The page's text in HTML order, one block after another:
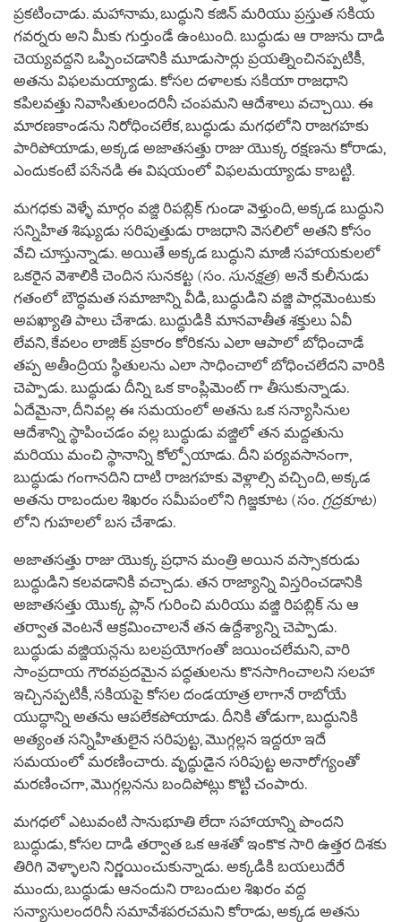
ప్రకటించాడు. మహానామ, బుద్ధుని కజిన్ మరియు ప్రస్తుత సకియ
గవర్నరు అని మీకు గుర్తుండే ఉంటుంది. బుద్ధుడు ఆ రాజును దాడి
చెయ్యవద్దని ఒప్పించడానికి మూడుసార్లు ప్రయత్నించినప్పటికీ,
అతను విఫలమయ్యాడు. కోసల దళాలకు సకియా రాజధాని
కపిలవత్తు నివాసితులందరినీ చంపమని ఆదేశాలు వచ్చాయి. ఈ
మారణకాండను నిరోధించలేక, బుద్ధుడు మగధలోని రాజగహకు
పారిపోయాడు, అక్కడ అజాతసత్తు రాజు యొక్క రక్షణను కోరాడు,
ఎందుకంటే పసేనడి ఈ విషయంలో విఫలమయ్యాడు కాబట్టి.
మగధకు వెళ్ళే మార్గం వజ్జి రిపబ్లిక్ గుండా వెళ్తుంది, అక్కడ బుద్ధుని
సన్నిహిత శిష్యుడు సరిపుత్తుడు రాజధాని వెసలిలో అతని కోసం
వేచి చూస్తున్నాడు. అయితే అక్కడ బుద్ధుని మాజీ సహాయకులలో
ఒకరైన వెశాలికి చెందిన సునకట్ట (సం. సునక్షత్ర) అనే కులీనుడు
గతంలో బౌద్ధమత సమాజాన్ని వీడి, బుద్ధుడిని వజ్జి పార్లమెంటుకు
అపఖ్యాతి పాలు చేశాడు. బుద్ధుడికి మానవాతీత శక్తులు ఏవీ
లేవని, కేవలం లాజిక్ ప్రకారం కోరికను ఎలా ఆపాలో బోధించాడే
తప్ప అతీంద్రియ స్థితులను ఎలా సాధించాలో బోధించలేదని వారికి
చెప్పాడు. బుద్ధుడు దీన్ని ఒక కాంప్లిమెంట్‌ గా తీసుకున్నాడు.
ఏదేమైనా, దీనివల్ల ఈ సమయంలో అతను ఒక సన్యాసినుల
ఆదేశాన్ని స్థాపించడం వల్ల బుద్ధుడు వజ్జిలో తన మద్దతును
మరియు మంచి స్థానాన్ని కోల్పోయాడు. దీని పర్యవసానంగా,
బుద్ధుడు గంగానదిని దాటి రాజగహకు వెళ్లాల్సి వచ్చింది, అక్కడ
అతను రాబందుల శిఖరం సమీపంలోని గిజ్జకూట (సం. గ్రద్రకూట)
లోని గుహలలో బస చేశాడు.
అజాతసత్తు రాజు యొక్క ప్రధాన మంత్రి అయిన వస్సాకరుడు
బుద్ధుడిని కలవడానికి వచ్చాడు. తన రాజ్యాన్ని విస్తరించడానికి
అజాతసత్తు యొక్క ప్లాన్ గురించి మరియు వజ్జి రిపబ్లిక్ ను ఆ
తర్వాత వెంటనే ఆక్రమించాలనే తన ఉద్దేశ్యాన్ని చెప్పాడు.
బుద్ధుడు వజ్జియన్లను బలప్రయోగంతో జయించలేమని, వారి
సాంప్రదాయ గౌరవప్రదమైన పద్ధతులను కొనసాగించాలని సలహా
ఇచ్చినప్పటికీ, సకియపై కోసల దండయాత్ర లాగానే రాబోయే
యుద్ధాన్ని అతను ఆపలేకపోయాడు. దీనికి తోడుగా, బుద్ధునికి
అత్యంత సన్నిహితులైన సరిపుట్ట, మొగ్గల్లన ఇద్దరూ ఇదే
సమయంలో మరణించారు. వృద్ధుడైన సరిపుట్ట అనారోగ్యంతో
మరణించగా, మొగ్గల్లనను బందిపోట్లు కొట్టి చంపారు.
మగధలో ఎటువంటి సానుభూతి లేదా సహాయాన్ని పొందని
బుద్ధుడు, కోసల దాడి తర్వాత ఒక ఆశతో ఇంకొక సారి ఉత్తర దిశకు
తిరిగి వెళ్ళాలని నిర్ణయించుకున్నాడు. అక్కడికి బయలుదేరే
ముందు, బుద్ధుడు ఆనందుని రాబందుల శిఖరం వద్ద
సన్యాసులందరినీ సమావేశపరచమని కోరాడు, అక్కడ అతను